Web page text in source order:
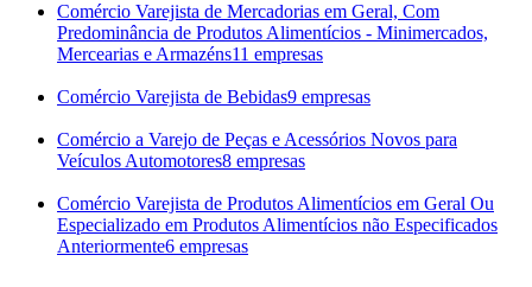
Comércio Varejista de Mercadorias em Geral, Com
Predominância de Produtos Alimentícios - Minimercados,
Mercearias e Armazéns11 empresas
Comércio Varejista de Bebidas9 empresas
Comércio a Varejo de Peças e Acessórios Novos para
Veículos Automotores8 empresas
Comércio Varejista de Produtos Alimentícios em Geral Ou
Especializado em Produtos Alimentícios não Especificados
Anteriormente6 empresas